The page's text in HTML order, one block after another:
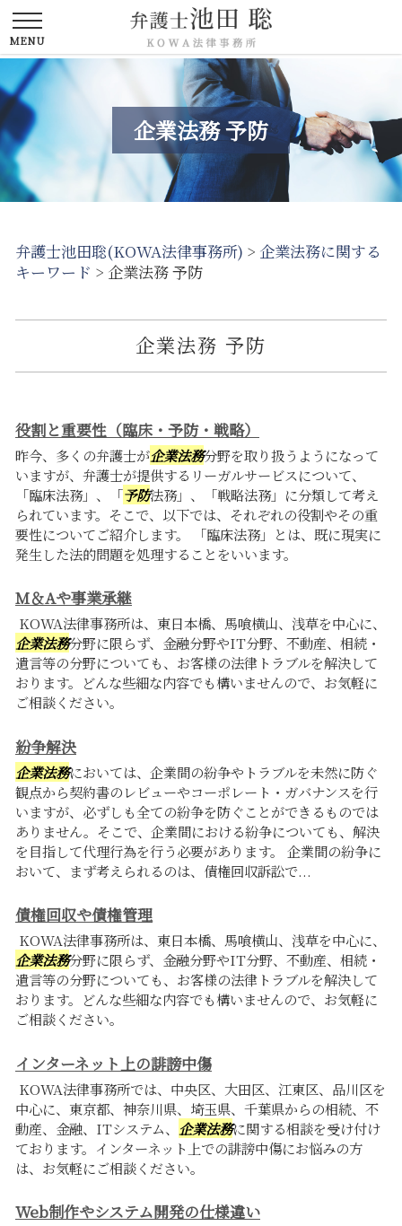
企業法務 予防
弁護士池田聡(KOWA法律事務所) > 企業法務に関する
キーワード > 企業法務 予防
企業法務 予防
役割と重要性（臨床・予防・戦略）
昨今、多くの弁護士が企業法務分野を取り扱うようになって
いますが、弁護士が提供するリーガルサービスについて、
「臨床法務」、「予防法務」、「戦略法務」に分類して考え
られています。そこで、以下では、それぞれの役割やその重
要性についてご紹介します。 「臨床法務」とは、既に現実に
発生した法的問題を処理することをいいます。
M＆Aや事業承継
KOWA法律事務所は、東日本橋、馬喰横山、浅草を中心に、
企業法務分野に限らず、金融分野やIT分野、不動産、相続・
遺言等の分野についても、お客様の法律トラブルを解決して
おります。どんな些細な内容でも構いませんので、お気軽に
ご相談ください。
紛争解決
企業法務においては、企業間の紛争やトラブルを未然に防ぐ
観点から契約書のレビューやコーポレート・ガバナンスを行
いますが、必ずしも全ての紛争を防ぐことができるものでは
ありません。そこで、企業間における紛争についても、解決
を目指して代理行為を行う必要があります。 企業間の紛争に
おいて、まず考えられるのは、債権回収訴訟で...
債権回収や債権管理
KOWA法律事務所は、東日本橋、馬喰横山、浅草を中心に、
企業法務分野に限らず、金融分野やIT分野、不動産、相続・
遺言等の分野についても、お客様の法律トラブルを解決して
おります。どんな些細な内容でも構いませんので、お気軽に
ご相談ください。
インターネット上の誹謗中傷
KOWA法律事務所では、中央区、大田区、江東区、品川区を
中心に、東京都、神奈川県、埼玉県、千葉県からの相続、不
動産、金融、ITシステム、 企業法務に関する相談を受け付け
ております。インターネット上での誹謗中傷にお悩みの方
は、お気軽にご相談ください。
Web制作やシステム開発の仕様違い